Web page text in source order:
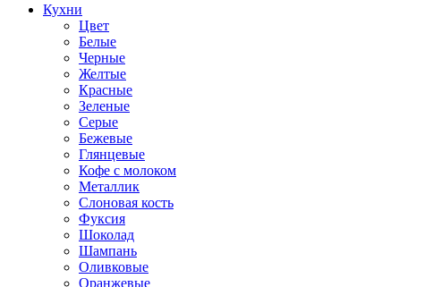
Кухни
Цвет
Белые
Черные
Желтые
Красные
Зеленые
Серые
Бежевые
Глянцевые
Кофе с молоком
Металлик
Слоновая кость
Фуксия
Шоколад
Шампань
Оливковые
Оранжевые